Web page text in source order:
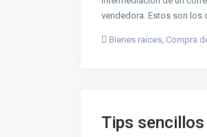
vendedora. Estos son los
Bienes raíces, Compra
Tips